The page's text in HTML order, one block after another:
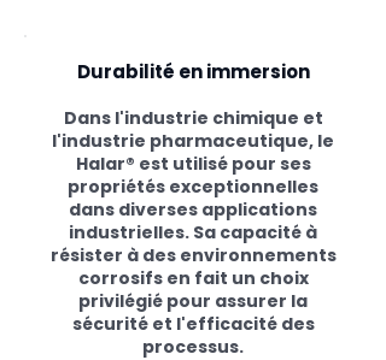
Durabilité en immersion
Dans l'industrie chimique et
l'industrie pharmaceutique, le
Halar® est utilisé pour ses
propriétés exceptionnelles
dans diverses applications
industrielles. Sa capacité à
résister à des environnements
corrosifs en fait un choix
privilégié pour assurer la
sécurité et l'efficacité des
processus.